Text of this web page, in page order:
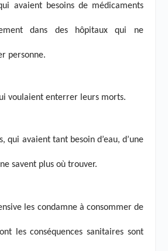
avaient besoins de médicaments
dans des hôpitaux qui ne
personne.
voulaient enterrer leurs morts.
qui avaient tant besoin d’eau, d’une
savent plus où trouver.
les condamne à consommer de
les conséquences sanitaires sont